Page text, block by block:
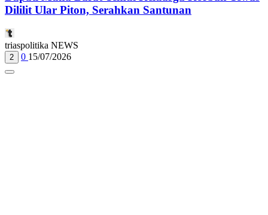
Dililit Ular Piton, Serahkan Santunan
triaspolitika NEWS
2 0 15/07/2026